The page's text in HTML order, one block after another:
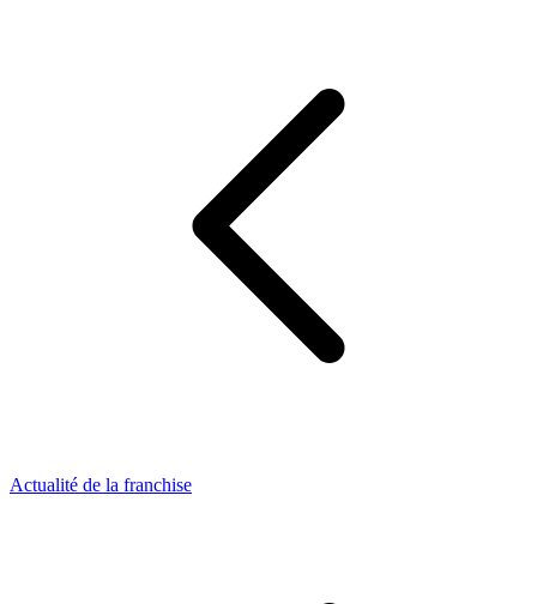
Actualité de la franchise